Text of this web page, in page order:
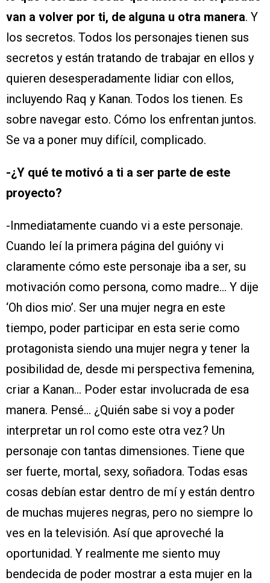
van a volver por ti, de alguna u otra manera. Y
los secretos. Todos los personajes tienen sus
secretos y están tratando de trabajar en ellos y
quieren desesperadamente lidiar con ellos,
incluyendo Raq y Kanan. Todos los tienen. Es
sobre navegar esto. Cómo los enfrentan juntos.
Se va a poner muy difícil, complicado.
-¿Y qué te motivó a ti a ser parte de este
proyecto?
-Inmediatamente cuando vi a este personaje.
Cuando leí la primera página del guióny vi
claramente cómo este personaje iba a ser, su
motivación como persona, como madre… Y dije
‘Oh dios mio’. Ser una mujer negra en este
tiempo, poder participar en esta serie como
protagonista siendo una mujer negra y tener la
posibilidad de, desde mi perspectiva femenina,
criar a Kanan… Poder estar involucrada de esa
manera. Pensé… ¿Quién sabe si voy a poder
interpretar un rol como este otra vez? Un
personaje con tantas dimensiones. Tiene que
ser fuerte, mortal, sexy, soñadora. Todas esas
cosas debían estar dentro de mí y están dentro
de muchas mujeres negras, pero no siempre lo
ves en la televisión. Así que aproveché la
oportunidad. Y realmente me siento muy
bendecida de poder mostrar a esta mujer en la